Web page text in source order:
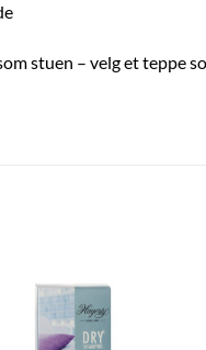
stuen – velg et teppe